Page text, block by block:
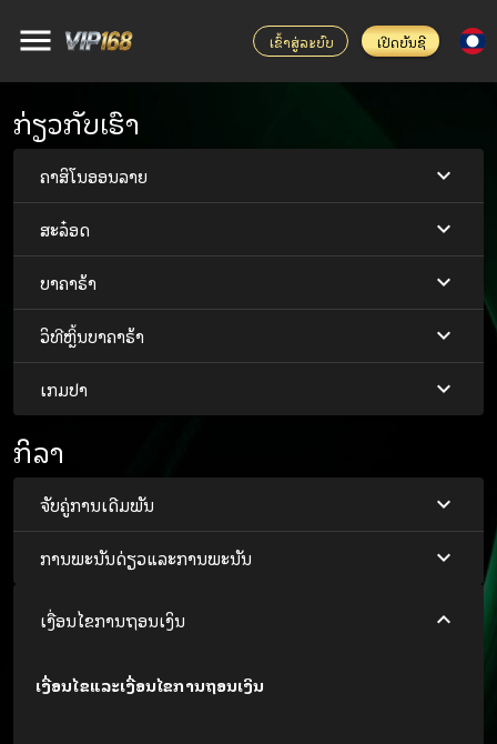
ເຂົ້າສູ່ລະບົບ ເປີດບັນຊີ
ກ່ຽວກັບເຮົາ
ຄາສິໂນອອນລາຍ
ສະລ໋ອດ
ບາຄາຣ້າ
ວິທີຫຼິ້ນບາຄາຣ້າ
ເກມປາ
ກິລາ
ຈັບຄູ່ການເດີມພັນ
ການພະນັນດ່ຽວແລະການພະນັນ
ເງື່ອນໄຂການຖອນເງິນ
ເງື່ອນໄຂແລະເງື່ອນໄຂການຖອນເງິນ